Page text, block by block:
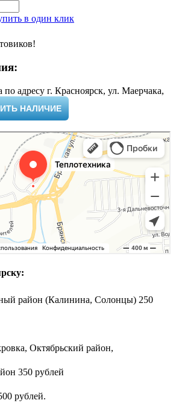
в один клик
по адресу г. Красноярск, ул. Маерчака,
НАЛИЧИЕ
район (Калинина, Солонцы) 250
Октябрьский район,
350 рублей
рублей.